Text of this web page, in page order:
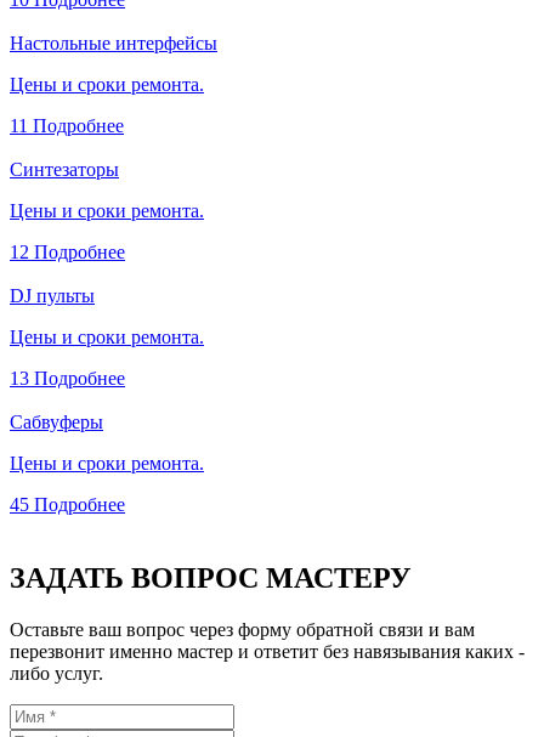
Настольные интерфейсы
Цены и сроки ремонта.
11 Подробнее
Синтезаторы
Цены и сроки ремонта.
12 Подробнее
DJ пульты
Цены и сроки ремонта.
13 Подробнее
Сабвуферы
Цены и сроки ремонта.
45 Подробнее
ЗАДАТЬ ВОПРОС МАСТЕРУ
Оставьте ваш вопрос через форму обратной связи и вам
перезвонит именно мастер и ответит без навязывания каких -
либо услуг.